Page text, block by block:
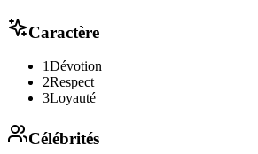
Caractère
1Dévotion
2Respect
3Loyauté
Célébrités